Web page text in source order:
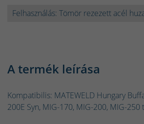
Felhasználás: Tömör rezezett acél
A termék leírása
Kompatibilis: MATEWELD Hungary
200E Syn, MIG-170, MIG-200, MIG-250